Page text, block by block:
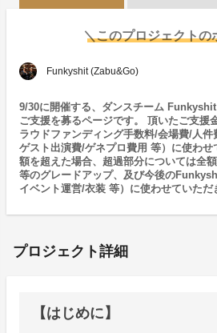
＼このプロジェクトの
Funkyshit (Zabu&Go)
9/30に開催する、ダンスチーム
ご支援を募るページです。 頂いたご支援
ラウドファンディング手数料/会場費/人
ゲスト出演費/ゲネプロ費用 等）に使わ
額を超えた場合、超過部分については全
等のグレードアップ、及び今後の
イベント運営/衣装 等）に使わせていただ
プロジェクト詳細
【はじめに】